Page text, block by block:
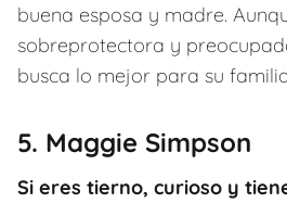
buena esposa y madre.
sobreprotectora y
busca lo mejor para su
5. Maggie Simpson
Si eres tierno, curioso y